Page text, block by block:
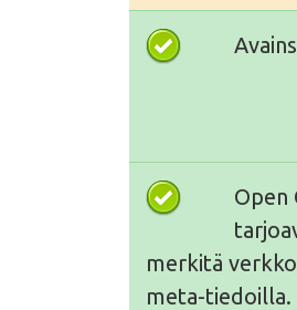
Open
merkitä
meta-tiedoilla.